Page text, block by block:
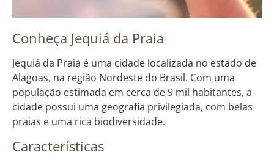
Conheça Jequiá da Praia
Jequiá da Praia é uma cidade localizada no estado de
Alagoas, na região Nordeste do Brasil. Com uma
população estimada em cerca de 9 mil habitantes, a
cidade possui uma geografia privilegiada, com belas
praias e uma rica biodiversidade.
Características